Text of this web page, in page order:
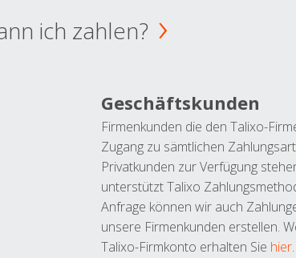
ich zahlen?
Geschäftskunden
Firmenkunden die den Talixo-
Zugang zu sämtlichen
Privatkunden zur Verfügung
unterstützt Talixo
Anfrage können wir auch
unsere Firmenkunden erstellen.
Talixo-Firmkonto erhalten Sie hier.